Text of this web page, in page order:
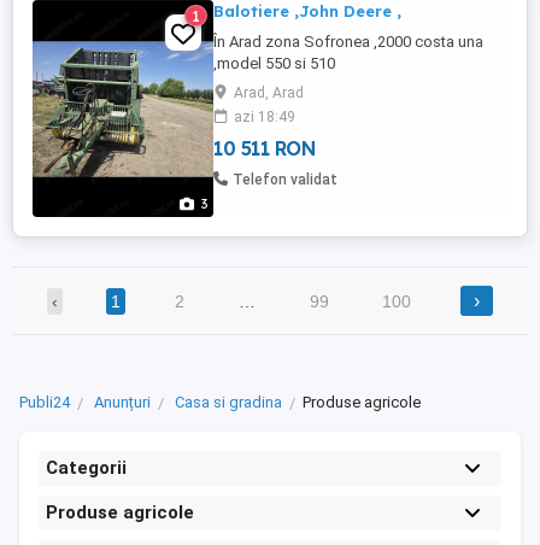
3
1 Balotiere ,John Deere ,
În Arad zona Sofronea ,2000 costa una
,model 550 si 510
Arad, Arad
azi 18:49
10 511 RON
Telefon validat
‹ 1 2 99 100 ›
Publi24 Anunțuri Casa si gradina Produse agricole
Categorii
Produse agricole